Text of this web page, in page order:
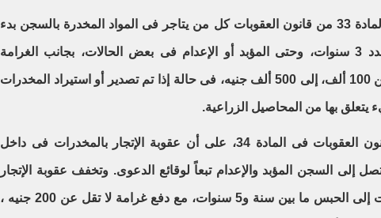
وتعاقب المادة 33 من قانون العقوبات كل من يتاجر فى المواد المخدرة بالسجن بدء
من المشدد 3 سنوات، وحتى المؤبد أو الإعدام فى بعض الحالات، بجانب الغرامة
المالية من 100 ألف، إلى 500 ألف جنيه، فى حالة إذا تم تصدير أو استيراد المخدرات
يتعلق بها من المحاصيل الزراعية.
وينص قانون العقوبات فى المادة 34، على أن عقوبة الإتجار بالمخدرات فى داخل
إلى السجن المؤبد والإعدام تبعاً لوقائع الدعوى. وتخفف عقوبة الإتجار
بالمخدرات إلى الحبس ما بين سنة و5 سنوات، مع دفع غرامة لا تقل عن 200 جنيه ،